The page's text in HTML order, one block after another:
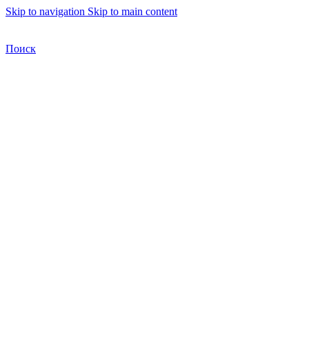
Skip to navigation Skip to main content
Поиск